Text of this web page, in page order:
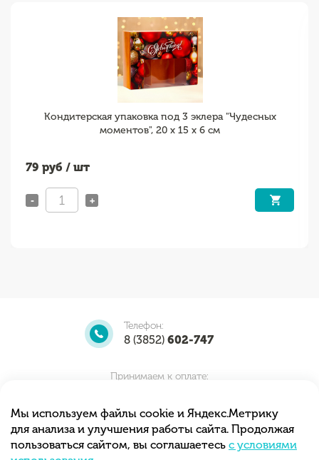
Кондитерская упаковка под 3 эклера "Чудесных
моментов", 20 x 15 x 6 см
79 руб / шт
- +
Телефон:
8 (3852) 602-747
Мы принимаем заказы круглосуточно.
Принимаем к оплате:
Мы используем файлы cookie и Яндекс.Метрику
для анализа и улучшения работы сайта. Продолжая
пользоваться сайтом, вы соглашаетесь с условиями